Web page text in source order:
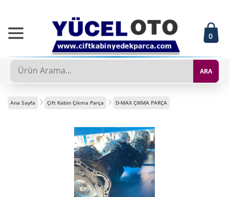
0
ARA
Ana Sayfa Çift Kabin Çıkma Parça D-MAX ÇIKMA PARÇA